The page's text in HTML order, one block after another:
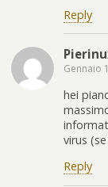
Reply
Gennaio
hei
virus
Reply